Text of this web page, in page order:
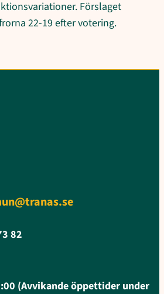
Förslaget
22-19 efter votering.
82
(Avvikande öppettider under